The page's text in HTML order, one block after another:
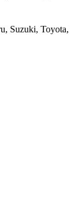
Suzuki, Toyota,